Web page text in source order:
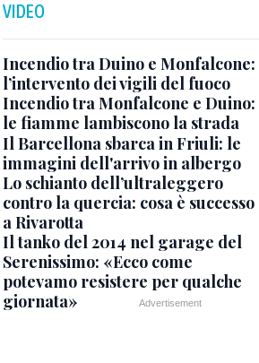
VIDEO
Incendio tra Duino e Monfalcone:
l’intervento dei vigili del fuoco
Incendio tra Monfalcone e Duino:
le fiamme lambiscono la strada
Il Barcellona sbarca in Friuli: le
immagini dell'arrivo in albergo
Lo schianto dell’ultraleggero
contro la quercia: cosa è successo
a Rivarotta
Il tanko del 2014 nel garage del
Serenissimo: «Ecco come
potevamo resistere per qualche
giornata»